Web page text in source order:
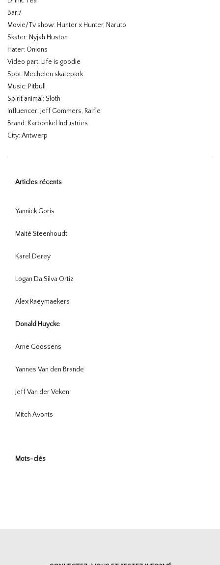
Bar:/
Movie/Tv show: Hunter x Hunter, Naruto
Skater: Nyjah Huston
Hater: Onions
Video part: Life is goodie
Spot: Mechelen skatepark
Music: Pitbull
Spirit animal: Sloth
Influencer: Jeff Gommers, Ralfie
Brand: Karbonkel Industries
City: Antwerp
Articles récents
Yannick Goris
Maité Steenhoudt
Karel Derey
Logan Da Silva Ortiz
Alex Raeymaekers
Donald Huycke
Arne Goossens
Yannes Van den Brande
Jeff Van der Veken
Mitch Avonts
Mots-clés